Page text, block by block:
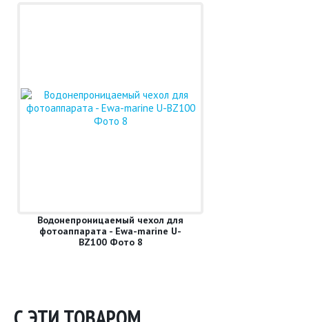
Водонепроницаемый чехол для
фотоаппарата - Ewa-marine U-
BZ100 Фото 8